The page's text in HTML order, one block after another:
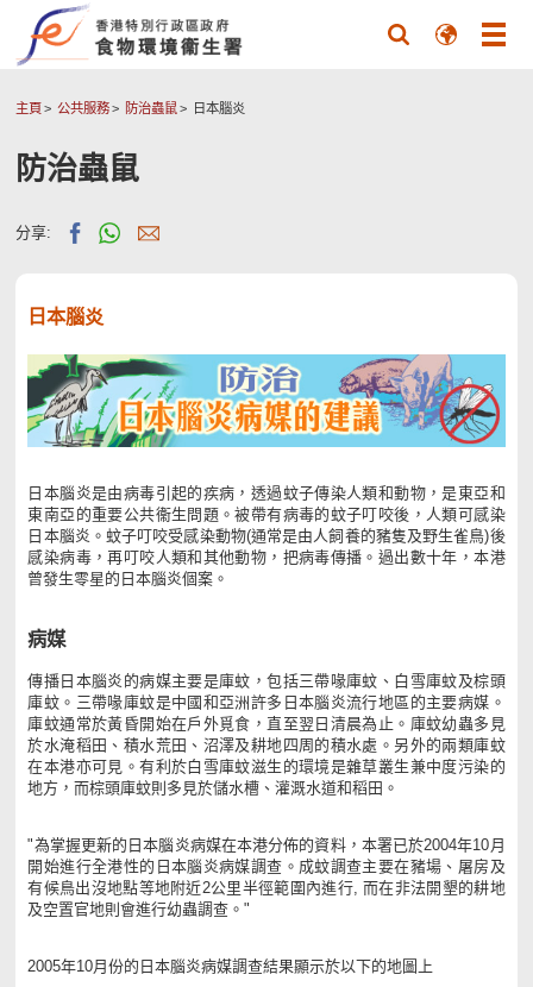
主頁 公共服務 防治蟲鼠 日本腦炎
防治蟲鼠
分享:
日本腦炎
日本腦炎是由病毒引起的疾病，透過蚊子傳染人類和動物，是東亞和
東南亞的重要公共衞生問題。被帶有病毒的蚊子叮咬後，人類可感染
日本腦炎。蚊子叮咬受感染動物(通常是由人飼養的豬隻及野生雀鳥)後
感染病毒，再叮咬人類和其他動物，把病毒傳播。過出數十年，本港
曾發生零星的日本腦炎個案。
病媒
傳播日本腦炎的病媒主要是庫蚊，包括三帶喙庫蚊、白雪庫蚊及棕頭
庫蚊。三帶喙庫蚊是中國和亞洲許多日本腦炎流行地區的主要病媒。
庫蚊通常於黃昏開始在戶外覓食，直至翌日清晨為止。庫蚊幼蟲多見
於水淹稻田、積水荒田、沼澤及耕地四周的積水處。另外的兩類庫蚊
在本港亦可見。有利於白雪庫蚊滋生的環境是雜草叢生兼中度污染的
地方，而棕頭庫蚊則多見於儲水槽、灌溉水道和稻田。
"為掌握更新的日本腦炎病媒在本港分佈的資料，本署已於2004年10月
開始進行全港性的日本腦炎病媒調查。成蚊調查主要在豬場、屠房及
有候鳥出沒地點等地附近2公里半徑範圍內進行, 而在非法開墾的耕地
及空置官地則會進行幼蟲調查。"
2005年10月份的日本腦炎病媒調查結果顯示於以下的地圖上